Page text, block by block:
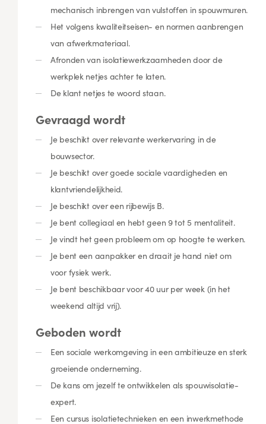
mechanisch inbrengen van vulstoffen in spouwmuren.
Het volgens kwaliteitseisen- en normen aanbrengen
van afwerkmateriaal.
Afronden van isolatiewerkzaamheden door de
werkplek netjes achter te laten.
De klant netjes te woord staan.
Gevraagd wordt
Je beschikt over relevante werkervaring in de
bouwsector.
Je beschikt over goede sociale vaardigheden en
klantvriendelijkheid.
Je beschikt over een rijbewijs B.
Je bent collegiaal en hebt geen 9 tot 5 mentaliteit.
Je vindt het geen probleem om op hoogte te werken.
Je bent een aanpakker en draait je hand niet om
voor fysiek werk.
Je bent beschikbaar voor 40 uur per week (in het
weekend altijd vrij).
Geboden wordt
Een sociale werkomgeving in een ambitieuze en sterk
groeiende onderneming.
De kans om jezelf te ontwikkelen als spouwisolatie-
expert.
Een cursus isolatietechnieken en een inwerkmethode